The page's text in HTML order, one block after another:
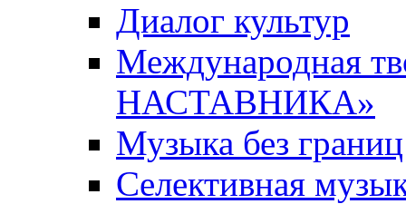
Диалог культур
Международная
НАСТАВНИКА»
Музыка без границ
Селективная